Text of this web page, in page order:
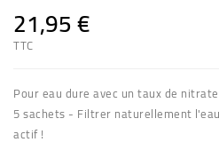
21,95 €
TTC
Pour eau dure avec un taux de
5 sachets - Filtrer naturellement
actif !